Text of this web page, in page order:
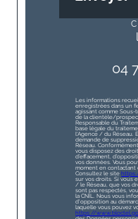
04
Les informations
enregistrées dans un
agissant comme
de la clientèle/
Responsable du
base légale du
l'Agence / du Réseau.
demande de
Réseau.
vous disposez des
d’effacement,
vos données. Vous
moment en contactant
Consultez le site
sur vos droits. Si vous
/ le Réseau, que vos
sont pas respectés,
la CNIL. Nous vous
d'opposition au
laquelle vous pouvez
https://